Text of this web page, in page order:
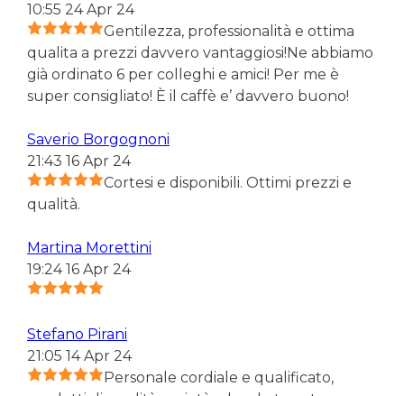
10:55 24 Apr 24
Gentilezza, professionalità e ottima
qualita a prezzi davvero vantaggiosi!Ne abbiamo
già ordinato 6 per colleghi e amici! Per me è
super consigliato! È il caffè e’ davvero buono!
Saverio Borgognoni
21:43 16 Apr 24
Cortesi e disponibili. Ottimi prezzi e
qualità.
Martina Morettini
19:24 16 Apr 24
Stefano Pirani
21:05 14 Apr 24
Personale cordiale e qualificato,